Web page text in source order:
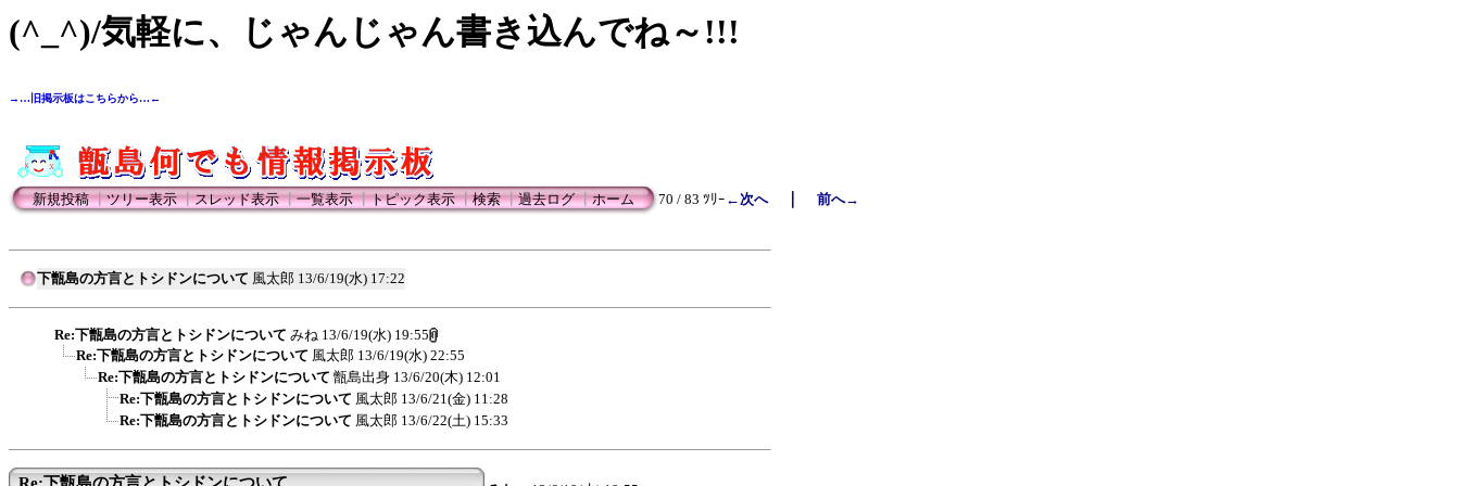
(^_^)/気軽に、じゃんじゃん書き込んでね～!!!
→…旧掲示板はこちらから…←
新規投稿┃ツリー表示┃スレッド表示┃一覧表示┃トピック表示┃検索┃過去ログ┃ホーム 70 / 83 ﾂﾘｰ ←次へ｜ 前へ→
下甑島の方言とトシドンについて 風太郎 13/6/19(水) 17:22
Re:下甑島の方言とトシドンについて みね 13/6/19(水) 19:55
Re:下甑島の方言とトシドンについて 風太郎 13/6/19(水) 22:55
Re:下甑島の方言とトシドンについて 甑島出身 13/6/20(木) 12:01
Re:下甑島の方言とトシドンについて 風太郎 13/6/21(金) 11:28
Re:下甑島の方言とトシドンについて 風太郎 13/6/22(土) 15:33